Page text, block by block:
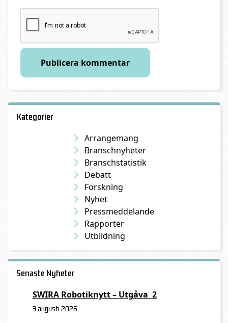
Kategorier
Arrangemang
Branschnyheter
Branschstatistik
Debatt
Forskning
Nyhet
Pressmeddelande
Rapporter
Utbildning
Senaste Nyheter
SWIRA Robotiknytt – Utgåva 2
3 augusti 2026